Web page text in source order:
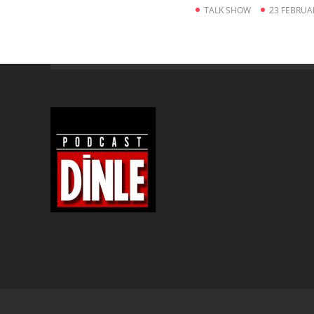
TALK SHOW 23